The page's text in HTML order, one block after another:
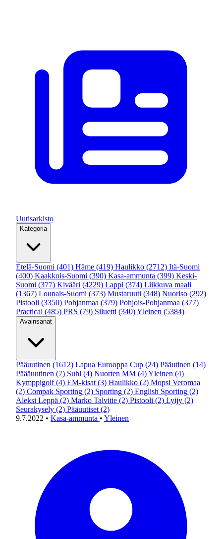
Uutisarkisto
Kategoria
Etelä-Suomi (401) Häme (419) Haulikko (2712) Itä-Suomi
(400) Kaakkois-Suomi (390) Kasa-ammunta (399) Keski-
Suomi (377) Kivääri (4229) Lappi (374) Liikkuva maali
(1367) Lounais-Suomi (373) Mustaruuti (348) Nuoriso (292)
Pistooli (3350) Pohjanmaa (379) Pohjois-Pohjanmaa (377)
Practical (485) PRS (79) Siluetti (340)Yleinen (5384)
Avainsanat
Pääuutinen (1612) Lapua Eurooppa Cup (24) Pääutinen (14)
Päääuutinen (7) Suhl (4) Nuorten MM (4)Yleinen (4)
Kymppigolf (4) EM-kisat (3) Haulikko (2) Mopsi Veromaa
(2) Compak Sporting (2) Sporting (2) English Sporting (2)
Aleksi Leppä (2) Marko Talvitie (2) Pistooli (2) Lyijy (2)
Seurakysely (2) Pääuutiset (2)
9.7.2022 • Kasa-ammunta • Yleinen